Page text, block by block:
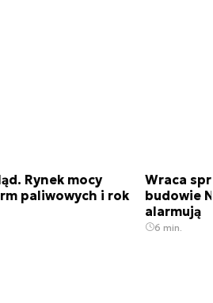
Rynek mocy
paliwowych i rok
Wraca
budowie
alarmują
6 min.